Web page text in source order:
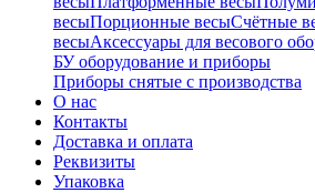
весыПорционные весыСчётные
весыАксессуары для весового
БУ оборудование и приборы
Приборы снятые с производства
О нас
Контакты
Доставка и оплата
Реквизиты
Упаковка